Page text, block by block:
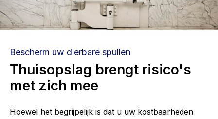
Bescherm uw dierbare spullen
Thuisopslag brengt risico's
met zich mee
Hoewel het begrijpelijk is dat u uw kostbaarheden